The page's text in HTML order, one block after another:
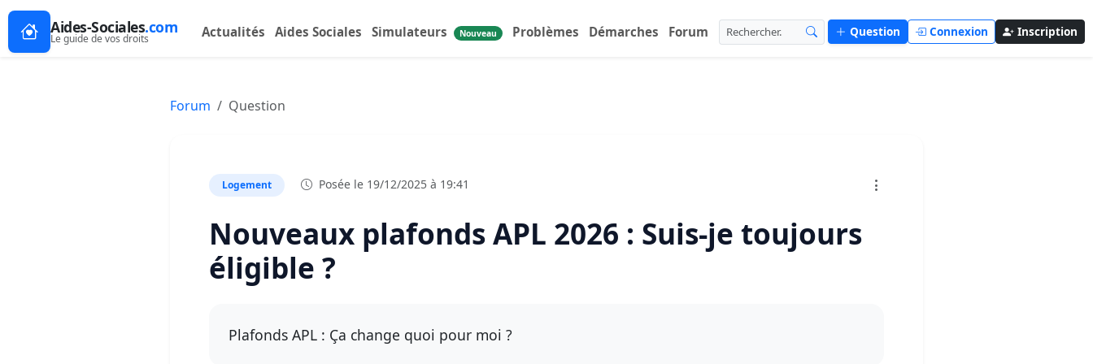
Aides-Sociales.com
Le guide de vos droits Actualités Aides Sociales Simulateurs Nouveau Problèmes Démarches Forum Question Connexion Inscription
Forum Question
Logement Posée le 19/12/2025 à 19:41
Nouveaux plafonds APL 2026 : Suis-je toujours
éligible ?
Plafonds APL : Ça change quoi pour moi ?